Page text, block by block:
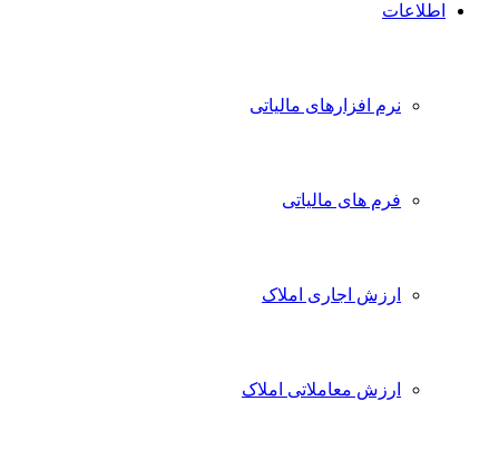
اطلاعات
نرم افزارهای مالیاتی
فرم های مالیاتی
ارزش اجاری املاک
ارزش معاملاتی املاک